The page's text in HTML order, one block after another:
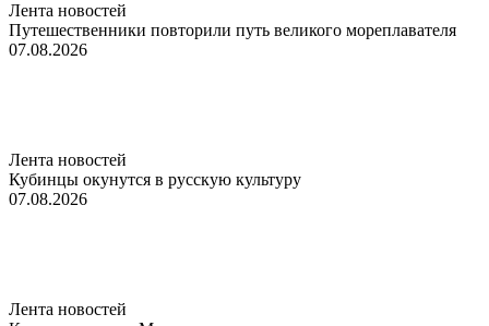
Лента новостей
Путешественники повторили путь великого мореплавателя
07.08.2026
Лента новостей
Кубинцы окунутся в русскую культуру
07.08.2026
Лента новостей